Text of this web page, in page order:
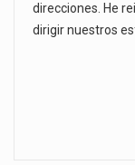
direcciones. He
dirigir nuestros